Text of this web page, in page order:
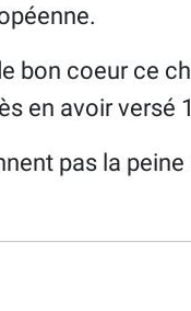
bon coeur ce
en avoir
pas la